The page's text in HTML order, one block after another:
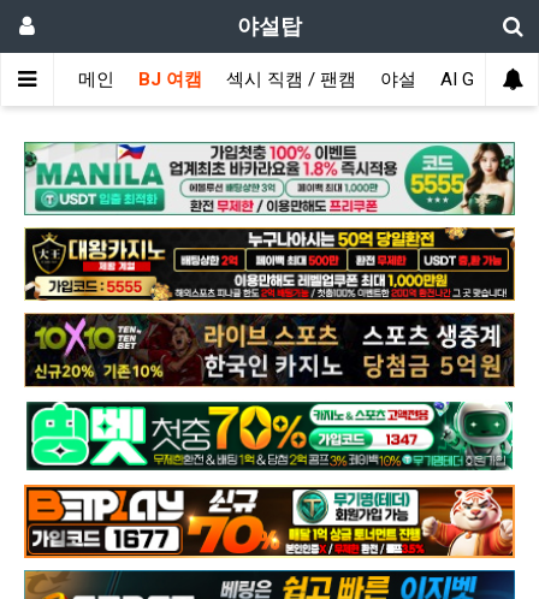
야설탑
메인 BJ 여캠 섹시 직캠 / 팬캠 야설 AI GIRL